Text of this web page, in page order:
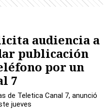
audiencia a
publicación
por un
7
de Teletica Canal 7, anunció
jueves